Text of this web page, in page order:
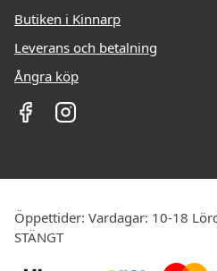
Butiken i Kinnarp
Leverans och betalning
Ångra köp
Öppettider: Vardagar: 10-18
STÄNGT